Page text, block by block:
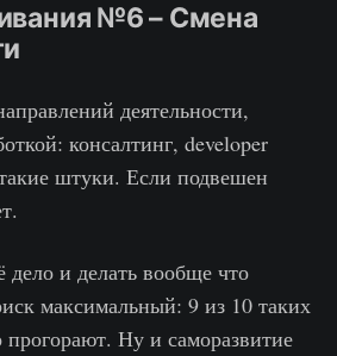
№6 – Смена
деятельности,
консалтинг, developer
штуки. Если подвешен
и делать вообще что
максимальный: 9 из 10 таких
Ну и саморазвитие